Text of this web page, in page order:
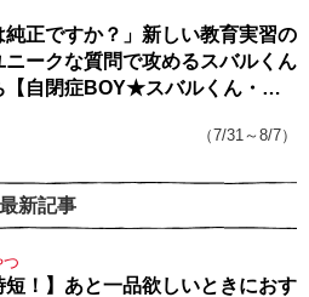
純正ですか？」新しい教育実習の
ニークな質問で攻めるスバルくん
【自閉症BOY★スバルくん・
（7/31～8/7）
最新記事
つ
短！】あと一品欲しいときにおす